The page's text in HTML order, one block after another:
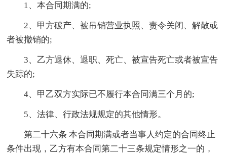
1、本合同期满的;
2、甲方破产、被吊销营业执照、责令关闭、解散或
者被撤销的;
3、乙方退休、退职、死亡、被宣告死亡或者被宣告
失踪的;
4、甲乙双方实际已不履行本合同满三个月的;
5、法律、行政法规规定的其他情形。
第二十六条 本合同期满或者当事人约定的合同终止
条件出现，乙方有本合同第二十三条规定情形之一的，